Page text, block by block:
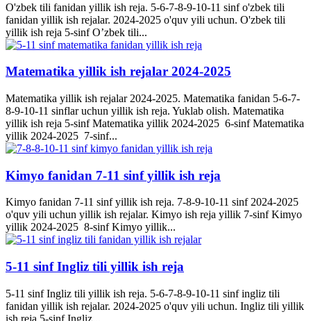
O'zbek tili fanidan yillik ish reja. 5-6-7-8-9-10-11 sinf o'zbek tili
fanidan yillik ish rejalar. 2024-2025 o'quv yili uchun. O'zbek tili
yillik ish reja 5-sinf O’zbek tili...
Matematika yillik ish rejalar 2024-2025
Matematika yillik ish rejalar 2024-2025. Matematika fanidan 5-6-7-
8-9-10-11 sinflar uchun yillik ish reja. Yuklab olish. Matematika
yillik ish reja 5-sinf Matematika yillik 2024-2025 6-sinf Matematika
yillik 2024-2025 7-sinf...
Kimyo fanidan 7-11 sinf yillik ish reja
Kimyo fanidan 7-11 sinf yillik ish reja. 7-8-9-10-11 sinf 2024-2025
o'quv yili uchun yillik ish rejalar. Kimyo ish reja yillik 7-sinf Kimyo
yillik 2024-2025 8-sinf Kimyo yillik...
5-11 sinf Ingliz tili yillik ish reja
5-11 sinf Ingliz tili yillik ish reja. 5-6-7-8-9-10-11 sinf ingliz tili
fanidan yillik ish rejalar. 2024-2025 o'quv yili uchun. Ingliz tili yillik
ish reja 5-sinf Ingliz...